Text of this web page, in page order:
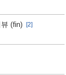
(fin)
[2]